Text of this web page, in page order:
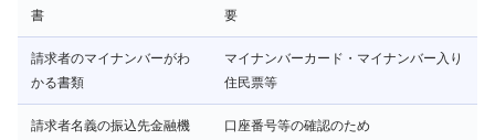
書
要
請求者のマイナンバーがわ
かる書類
マイナンバーカード・マイナンバー入り
住民票等
請求者名義の振込先金融機
口座番号等の確認のため